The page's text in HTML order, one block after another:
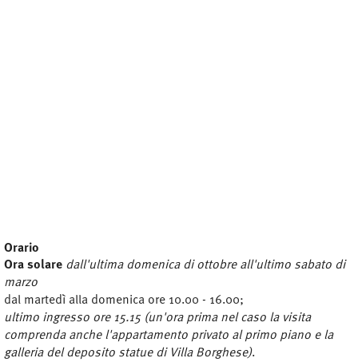
Orario
Ora solare dall'ultima domenica di ottobre all'ultimo sabato di
marzo
dal martedì alla domenica ore 10.00 - 16.00;
ultimo ingresso ore 15.15 (un'ora prima nel caso la visita
comprenda anche l'appartamento privato al primo piano e la
galleria del deposito statue di Villa Borghese).